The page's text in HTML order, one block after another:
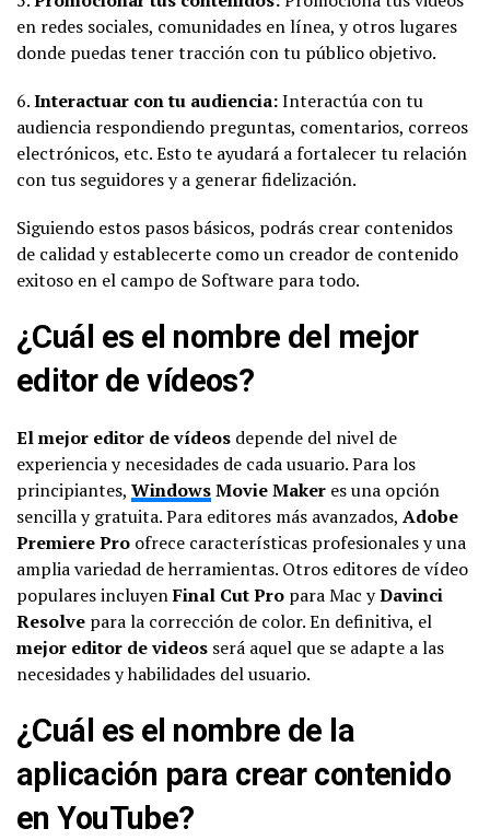
en redes sociales, comunidades en línea, y otros lugares
donde puedas tener tracción con tu público objetivo.
6.Interactuar con tu audiencia:Interactúa con tu
audiencia respondiendo preguntas, comentarios, correos
electrónicos, etc. Esto te ayudará a fortalecer tu relación
con tus seguidores y a generar fidelización.
Siguiendo estos pasos básicos, podrás crear contenidos
de calidad y establecerte como un creador de contenido
exitoso en el campo de Software para todo.
¿Cuál es el nombre del mejor
editor de vídeos?
El mejor editor de vídeos depende del nivel de
experiencia y necesidades de cada usuario. Para los
principiantes, WindowsMovie Maker es una opción
sencilla y gratuita. Para editores más avanzados, Adobe
Premiere Pro ofrece características profesionales y una
amplia variedad de herramientas. Otros editores de vídeo
populares incluyenFinal Cut Pro para Mac yDavinci
Resolve para la corrección de color. En definitiva, el
mejor editor de videos será aquel que se adapte a las
necesidades y habilidades del usuario.
¿Cuál es el nombre de la
aplicación para crear contenido
en YouTube?